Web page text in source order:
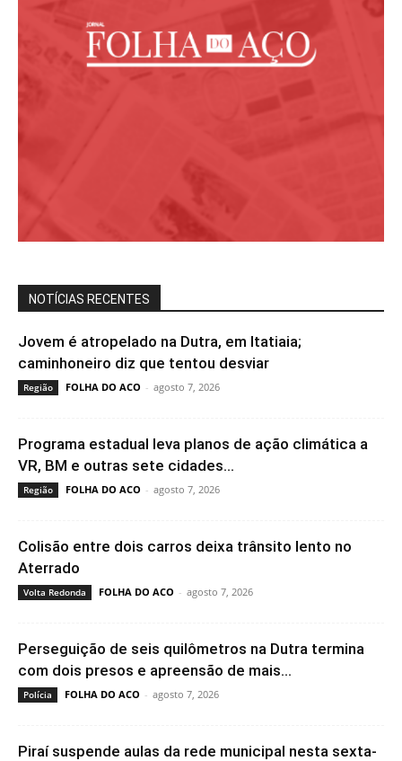
NOTÍCIAS RECENTES
Jovem é atropelado na Dutra, em Itatiaia;
caminhoneiro diz que tentou desviar
Região FOLHA DO ACO - agosto 7, 2026
Programa estadual leva planos de ação climática a
VR, BM e outras sete cidades...
Região FOLHA DO ACO - agosto 7, 2026
Colisão entre dois carros deixa trânsito lento no
Aterrado
Volta Redonda FOLHA DO ACO - agosto 7, 2026
Perseguição de seis quilômetros na Dutra termina
com dois presos e apreensão de mais...
Polícia FOLHA DO ACO - agosto 7, 2026
Piraí suspende aulas da rede municipal nesta sexta-